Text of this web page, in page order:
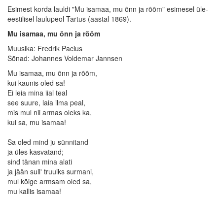
Esimest korda lauldi "Mu isamaa, mu õnn ja rõõm" esimesel üle-
eestilisel laulupeol Tartus (aastal 1869).
Mu isamaa, mu õnn ja rõõm
Muusika: Fredrik Pacius
Sõnad: Johannes Voldemar Jannsen
Mu isamaa, mu õnn ja rõõm,
kui kaunis oled sa!
Ei leia mina iial teal
see suure, laia ilma peal,
mis mul nii armas oleks ka,
kui sa, mu isamaa!
Sa oled mind ju sünnitand
ja üles kasvatand;
sind tänan mina alati
ja jään sull' truuiks surmani,
mul kõige armsam oled sa,
mu kallis isamaa!